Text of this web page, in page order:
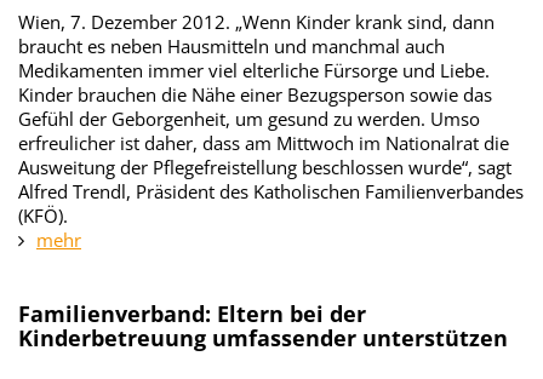
Wien, 7. Dezember 2012. „Wenn Kinder krank sind, dann
braucht es neben Hausmitteln und manchmal auch
Medikamenten immer viel elterliche Fürsorge und Liebe.
Kinder brauchen die Nähe einer Bezugsperson sowie das
Gefühl der Geborgenheit, um gesund zu werden. Umso
erfreulicher ist daher, dass am Mittwoch im Nationalrat die
Ausweitung der Pflegefreistellung beschlossen wurde“, sagt
Alfred Trendl, Präsident des Katholischen Familienverbandes
(KFÖ).
mehr
Familienverband: Eltern bei der
Kinderbetreuung umfassender unterstützen